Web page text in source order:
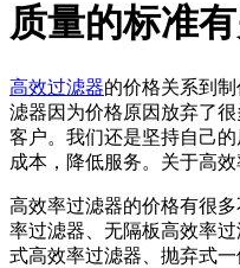
质量的标准
高效过滤器的价格关系到
滤器因为价格原因放弃了
客户。我们还是坚持自己
成本，降低服务。关于高效
高效率过滤器的价格有很
率过滤器、无隔板高效率
式高效率过滤器、抛弃式